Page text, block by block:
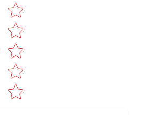
Star rating